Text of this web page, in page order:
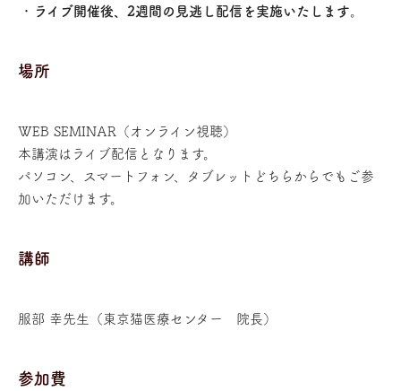
ライブ開催後、2週間の見逃し配信を実施いたします。
場所
WEB SEMINAR（オンライン視聴）
本講演はライブ配信となります。
パソコン、スマートフォン、タブレットどちらからでもご参
加いただけます。
講師
服部 幸先生（東京猫医療センター 院長）
参加費